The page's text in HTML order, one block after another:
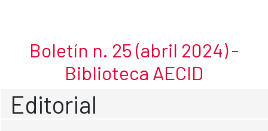
Boletín n. 25 (abril 2024) -
Biblioteca AECID
Editorial